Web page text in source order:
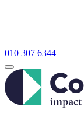
010 307 6344